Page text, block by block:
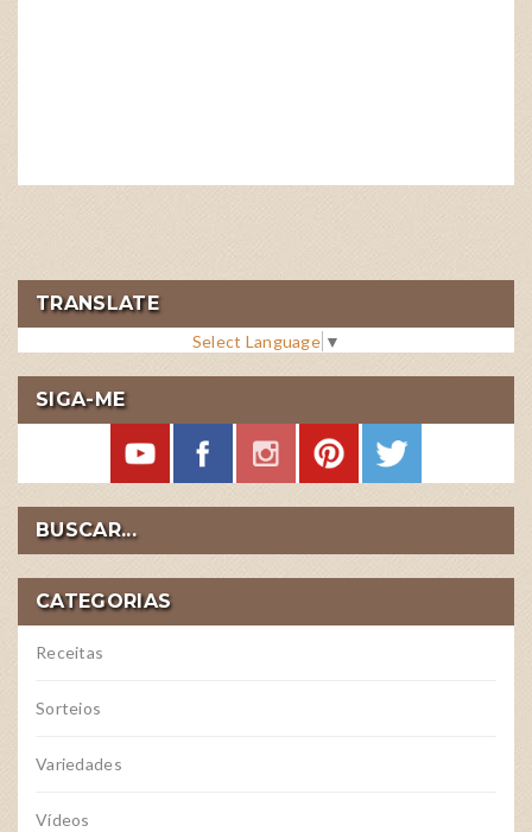
TRANSLATE
Select Language ▼
SIGA-ME
BUSCAR...
CATEGORIAS
Receitas
Sorteios
Variedades
Vídeos